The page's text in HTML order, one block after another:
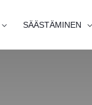
SÄÄSTÄMINEN